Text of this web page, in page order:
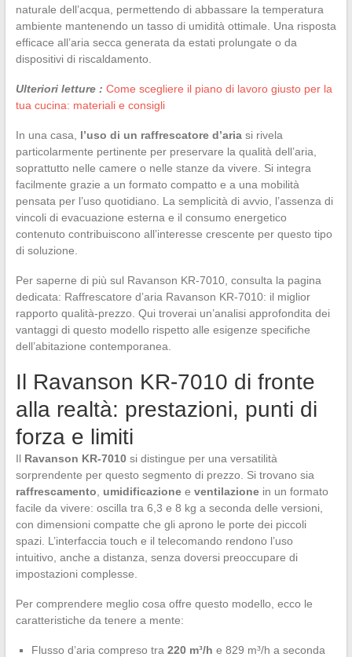
naturale dell’acqua, permettendo di abbassare la temperatura
ambiente mantenendo un tasso di umidità ottimale. Una risposta
efficace all’aria secca generata da estati prolungate o da
dispositivi di riscaldamento.
Ulteriori letture : Come scegliere il piano di lavoro giusto per la
tua cucina: materiali e consigli
In una casa, l’uso di un raffrescatore d’ariasi rivela
particolarmente pertinente per preservare la qualità dell’aria,
soprattutto nelle camere o nelle stanze da vivere. Si integra
facilmente grazie a un formato compatto e a una mobilità
pensata per l’uso quotidiano. La semplicità di avvio, l’assenza di
vincoli di evacuazione esterna e il consumo energetico
contenuto contribuiscono all’interesse crescente per questo tipo
di soluzione.
Per saperne di più sul Ravanson KR-7010, consulta la pagina
dedicata: Raffrescatore d’aria Ravanson KR-7010: il miglior
rapporto qualità-prezzo. Qui troverai un’analisi approfondita dei
vantaggi di questo modello rispetto alle esigenze specifiche
dell’abitazione contemporanea.
Il Ravanson KR-7010 di fronte
alla realtà: prestazioni, punti di
forza e limiti
Il Ravanson KR-7010si distingue per una versatilità
sorprendente per questo segmento di prezzo. Si trovano sia
raffrescamento
umidificazionee ventilazionein un formato
facile da vivere: oscilla tra 6,3 e 8 kg a seconda delle versioni,
con dimensioni compatte che gli aprono le porte dei piccoli
spazi. L’interfaccia touch e il telecomando rendono l’uso
intuitivo, anche a distanza, senza doversi preoccupare di
impostazioni complesse.
Per comprendere meglio cosa offre questo modello, ecco le
caratteristiche da tenere a mente:
Flusso d’aria compreso tra 220 m³/h e 829 m³/h a seconda